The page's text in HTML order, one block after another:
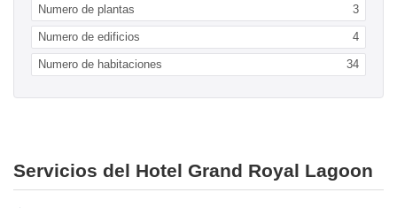
Numero de plantas 3
Numero de edificios 4
Numero de habitaciones 34
Servicios del Hotel Grand Royal Lagoon